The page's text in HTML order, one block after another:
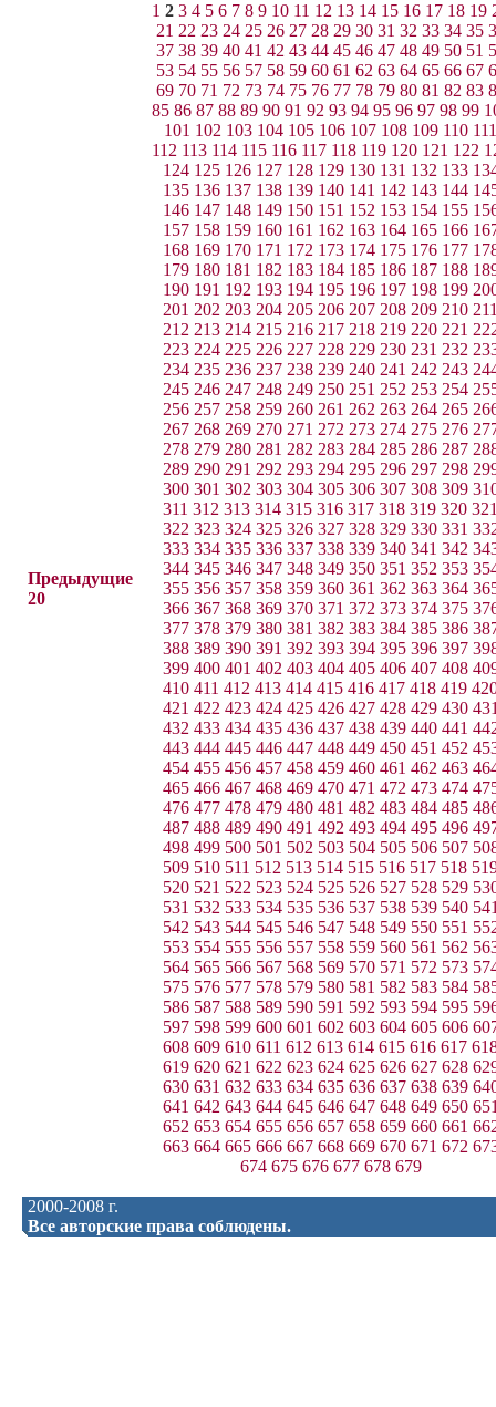
Предыдущие
20
1 2 3 4 5 6 7 8 9 10 11 12 13 14 15 16 17 18 19
21 22 23 24 25 26 27 28 29 30 31 32 33 34 35
37 38 39 40 41 42 43 44 45 46 47 48 49 50 51
53 54 55 56 57 58 59 60 61 62 63 64 65 66 67
69 70 71 72 73 74 75 76 77 78 79 80 81 82 83
85 86 87 88 89 90 91 92 93 94 95 96 97 98 99
101 102 103 104 105 106 107 108 109 110 111
112 113 114 115 116 117 118 119 120 121 122
124 125 126 127 128 129 130 131 132 133
135 136 137 138 139 140 141 142 143 144
146 147 148 149 150 151 152 153 154 155
157 158 159 160 161 162 163 164 165 166
168 169 170 171 172 173 174 175 176 177
179 180 181 182 183 184 185 186 187 188
190 191 192 193 194 195 196 197 198 199
201 202 203 204 205 206 207 208 209 210
212 213 214 215 216 217 218 219 220 221
223 224 225 226 227 228 229 230 231 232
234 235 236 237 238 239 240 241 242 243
245 246 247 248 249 250 251 252 253 254
256 257 258 259 260 261 262 263 264 265
267 268 269 270 271 272 273 274 275 276
278 279 280 281 282 283 284 285 286 287
289 290 291 292 293 294 295 296 297 298
300 301 302 303 304 305 306 307 308 309
311 312 313 314 315 316 317 318 319 320
322 323 324 325 326 327 328 329 330 331
333 334 335 336 337 338 339 340 341 342
344 345 346 347 348 349 350 351 352 353
355 356 357 358 359 360 361 362 363 364
366 367 368 369 370 371 372 373 374 375
377 378 379 380 381 382 383 384 385 386
388 389 390 391 392 393 394 395 396 397
399 400 401 402 403 404 405 406 407 408
410 411 412 413 414 415 416 417 418 419
421 422 423 424 425 426 427 428 429 430
432 433 434 435 436 437 438 439 440 441
443 444 445 446 447 448 449 450 451 452
454 455 456 457 458 459 460 461 462 463
465 466 467 468 469 470 471 472 473 474
476 477 478 479 480 481 482 483 484 485
487 488 489 490 491 492 493 494 495 496
498 499 500 501 502 503 504 505 506 507
509 510 511 512 513 514 515 516 517 518
520 521 522 523 524 525 526 527 528 529
531 532 533 534 535 536 537 538 539 540
542 543 544 545 546 547 548 549 550 551
553 554 555 556 557 558 559 560 561 562
564 565 566 567 568 569 570 571 572 573
575 576 577 578 579 580 581 582 583 584
586 587 588 589 590 591 592 593 594 595
597 598 599 600 601 602 603 604 605 606
608 609 610 611 612 613 614 615 616 617
619 620 621 622 623 624 625 626 627 628
630 631 632 633 634 635 636 637 638 639
641 642 643 644 645 646 647 648 649 650
652 653 654 655 656 657 658 659 660 661
663 664 665 666 667 668 669 670 671 672
674 675 676 677 678 679
2000-2008 г.
Все авторские права соблюдены.